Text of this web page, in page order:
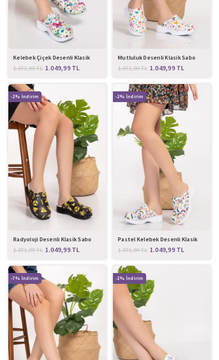
Kelebek Çiçek Desenli Klasik
1.071,99TL 1.049,99 TL
Mutluluk Desenli Klasik Sabo
1.071,99TL 1.049,99 TL
-2%
Radyoloji Desenli Klasik Sabo
1.071,99TL 1.049,99 TL
-2%
Pastel Kelebek Desenli Klasik
1.071,99TL 1.049,99 TL
-7% -2%